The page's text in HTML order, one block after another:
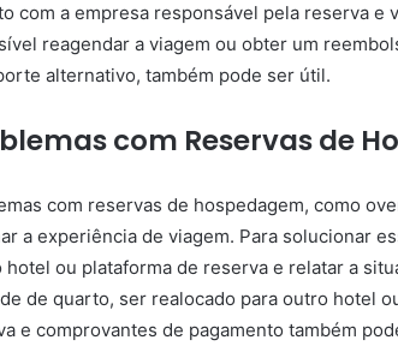
com a empresa responsável pela reserva e
reagendar a viagem ou obter um
alternativo, também pode ser útil.
com Reservas de
com reservas de hospedagem, como
a experiência de viagem. Para solucionar
hotel ou plataforma de reserva e relatar a
de quarto, ser realocado para outro hotel
e comprovantes de pagamento também